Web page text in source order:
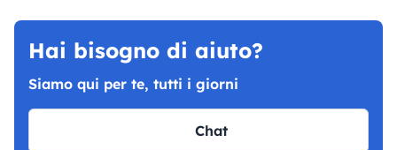
Hai bisogno di aiuto?
Siamo qui per te, tutti i giorni
Chat